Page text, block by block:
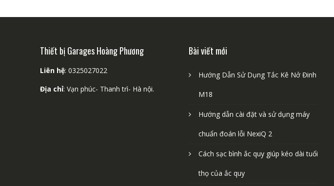
Thiết bị Garages Hoàng Phương
Liên hệ: 0325027022
Địa chỉ: Vạn phúc- Thanh trì- Hà nội.
Bài viết mới
Hướng Dẫn Sử Dụng Tắc Kê Nở Đinh
M18
Hướng dẫn cài đặt và sử dụng máy
chuẩn đoán lỗi NexiQ 2
Cách sạc bình ắc quy giúp kéo dài tuổi
thọ của ắc quy